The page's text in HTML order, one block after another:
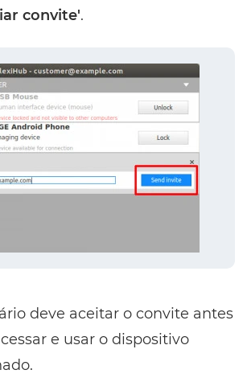
convite'.
deve aceitar o convite antes
e usar o dispositivo